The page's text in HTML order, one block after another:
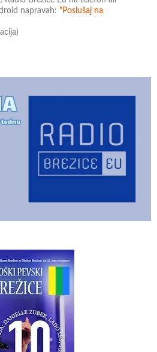
napravah:"Poslušaj na